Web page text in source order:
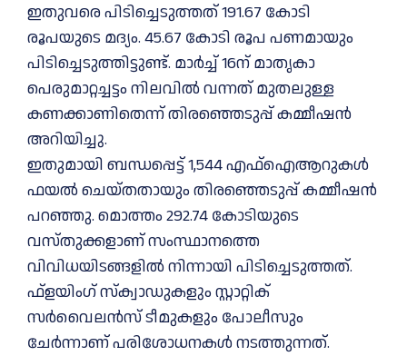
ഇതുവരെ പിടിച്ചെടുത്തത് 191.67 കോടി
രൂപയുടെ മദ്യം. 45.67 കോടി രൂപ പണമായും
പിടിച്ചെടുത്തിട്ടുണ്ട്. മാർച്ച് 16ന് മാതൃകാ
പെരുമാറ്റച്ചട്ടം നിലവിൽ വന്നത് മുതലുള്ള
കണക്കാണിതെന്ന് തിരഞ്ഞെടുപ്പ് കമ്മീഷൻ
അറിയിച്ചു.
ഇതുമായി ബന്ധപ്പെട്ട് 1,544 എഫ്ഐആറുകൾ
ഫയൽ ചെയ്തതായും തിരഞ്ഞെടുപ്പ് കമ്മീഷൻ
പറഞ്ഞു. മൊത്തം 292.74 കോടിയുടെ
വസ്തുക്കളാണ് സംസ്ഥാനത്തെ
വിവിധയിടങ്ങളിൽ നിന്നായി പിടിച്ചെടുത്തത്.
ഫ്‌ളയിംഗ് സ്‌ക്വാഡുകളും സ്റ്റാറ്റിക്
സർവൈലൻസ് ടീമുകളും പോലീസും
ചേർന്നാണ് പരിശോധനകൾ നടത്തുന്നത്.